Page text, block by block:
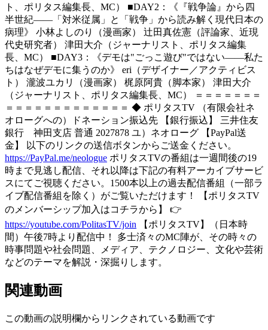
ト、ポリタス編集長、MC） ■DAY2：《『戦争論』から四
半世紀――「対米従属」と「戦争」から読み解く現代日本の
病理》 小林よしのり（漫画家） 辻田真佐憲（評論家、近現
代史研究者） 津田大介（ジャーナリスト、ポリタス編集
長、MC） ■DAY3：《デモは"ごっこ遊び"ではない――私た
ちはなぜデモに集うのか》 eri（デザイナー／アクティビス
ト） 瀧波ユカリ（漫画家） 梶原阿貴（脚本家） 津田大介
（ジャーナリスト、ポリタス編集長、MC） ＝＝＝＝＝＝＝
＝＝＝＝＝＝＝＝＝＝＝＝＝ ◆ ポリタスTV （有限会社ネ
オローグへの）ドネーション振込先 【銀行振込】 三井住友
銀行 神田支店 普通 2027878 ユ）ネオローグ 【PayPal送
金】 以下のリンクの送信ボタンからご送金ください。
https://PayPal.me/neologue ポリタスTVの番組は一週間後の19
時まで見逃し配信、それ以降は下記の有料アーカイブサービ
スにてご視聴ください。1500本以上の過去配信番組（一部ラ
イブ配信番組を除く）がご覧いただけます！ 【ポリタスTV
のメンバーシップ加入はコチラから】 👉
https://youtube.com/PolitasTV/join 【ポリタスTV】（日本時
間）午後7時より配信中！ 多士済々のMC陣が、その時々の
時事問題や社会問題、メディア、テクノロジー、文化や芸術
などのテーマを解説・深掘りします。
関連動画
この動画の説明欄からリンクされている動画です